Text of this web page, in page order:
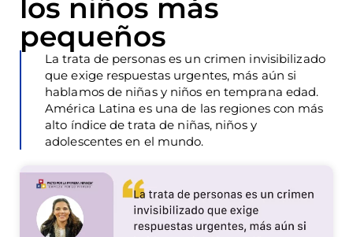
los niños más
pequeños
La trata de personas es un crimen invisibilizado
que exige respuestas urgentes, más aún si
hablamos de niñas y niños en temprana edad.
América Latina es una de las regiones con más
alto índice de trata de niñas, niños y
adolescentes en el mundo.